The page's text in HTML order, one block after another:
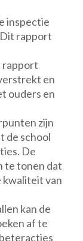
inspectie
rapport
rapport
en
ouders en
zijn
de school
De
te tonen dat
kwaliteit van
kan de
af te